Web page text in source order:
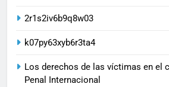
2r1s2iv6b9q8w03
k07py63xyb6r3ta4
Los derechos de las víctimas en el
Penal Internacional